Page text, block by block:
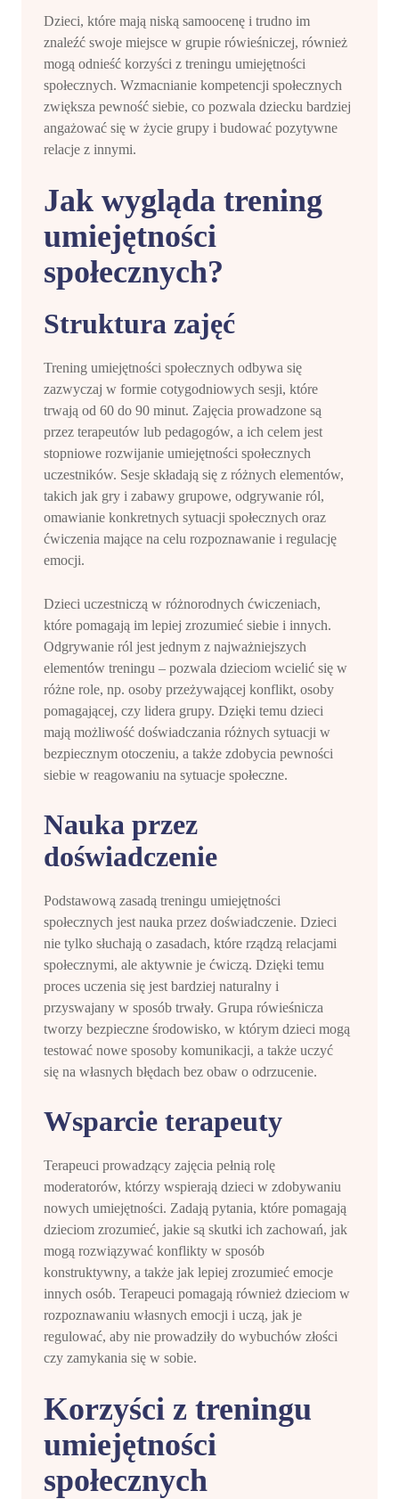
Dzieci, które mają niską samoocenę i trudno im
znaleźć swoje miejsce w grupie rówieśniczej, również
mogą odnieść korzyści z treningu umiejętności
społecznych. Wzmacnianie kompetencji społecznych
zwiększa pewność siebie, co pozwala dziecku bardziej
angażować się w życie grupy i budować pozytywne
relacje z innymi.
Jak wygląda trening
umiejętności
społecznych?
Struktura zajęć
Trening umiejętności społecznych odbywa się
zazwyczaj w formie cotygodniowych sesji, które
trwają od 60 do 90 minut. Zajęcia prowadzone są
przez terapeutów lub pedagogów, a ich celem jest
stopniowe rozwijanie umiejętności społecznych
uczestników. Sesje składają się z różnych elementów,
takich jak gry i zabawy grupowe, odgrywanie ról,
omawianie konkretnych sytuacji społecznych oraz
ćwiczenia mające na celu rozpoznawanie i regulację
emocji.
Dzieci uczestniczą w różnorodnych ćwiczeniach,
które pomagają im lepiej zrozumieć siebie i innych.
Odgrywanie ról jest jednym z najważniejszych
elementów treningu – pozwala dzieciom wcielić się w
różne role, np. osoby przeżywającej konflikt, osoby
pomagającej, czy lidera grupy. Dzięki temu dzieci
mają możliwość doświadczania różnych sytuacji w
bezpiecznym otoczeniu, a także zdobycia pewności
siebie w reagowaniu na sytuacje społeczne.
Nauka przez
doświadczenie
Podstawową zasadą treningu umiejętności
społecznych jest nauka przez doświadczenie. Dzieci
nie tylko słuchają o zasadach, które rządzą relacjami
społecznymi, ale aktywnie je ćwiczą. Dzięki temu
proces uczenia się jest bardziej naturalny i
przyswajany w sposób trwały. Grupa rówieśnicza
tworzy bezpieczne środowisko, w którym dzieci mogą
testować nowe sposoby komunikacji, a także uczyć
się na własnych błędach bez obaw o odrzucenie.
Wsparcie terapeuty
Terapeuci prowadzący zajęcia pełnią rolę
moderatorów, którzy wspierają dzieci w zdobywaniu
nowych umiejętności. Zadają pytania, które pomagają
dzieciom zrozumieć, jakie są skutki ich zachowań, jak
mogą rozwiązywać konflikty w sposób
konstruktywny, a także jak lepiej zrozumieć emocje
innych osób. Terapeuci pomagają również dzieciom w
rozpoznawaniu własnych emocji i uczą, jak je
regulować, aby nie prowadziły do wybuchów złości
czy zamykania się w sobie.
Korzyści z treningu
umiejętności
społecznych